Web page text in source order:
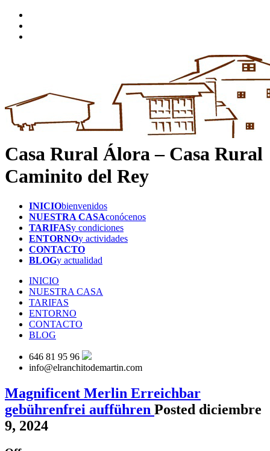
Casa Rural Álora – Casa Rural
Caminito del Rey
INICIObienvenidos
NUESTRA CASAconócenos
TARIFASy condiciones
ENTORNOy actividades
CONTACTO
BLOGy actualidad
INICIO
NUESTRA CASA
TARIFAS
ENTORNO
CONTACTO
BLOG
646 81 95 96
info@elranchitodemartin.com
Magnificent Merlin Erreichbar
gebührenfrei aufführen Posted diciembre
9, 2024